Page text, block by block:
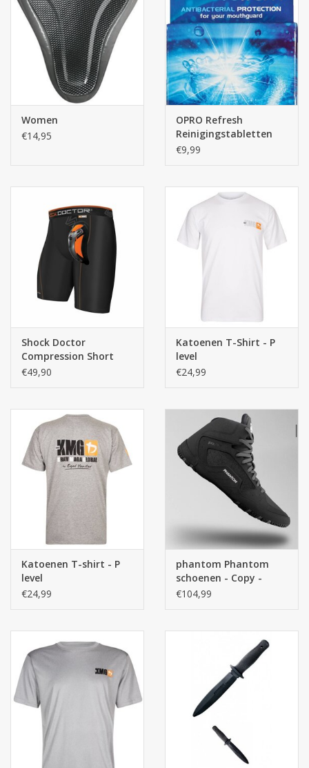
Women
€14,95
OPRO Refresh
Reinigingstabletten
€9,99
Shock Doctor
Compression Short
Kruisbeschermer
€49,90
Katoenen T-Shirt - P
level
€24,99
Katoenen T-shirt - P
level
€24,99
phantom Phantom
schoenen - Copy -
Copy
€104,99